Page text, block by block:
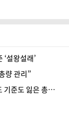
설왕설래’
량 관리”
기준도 잃은 총량